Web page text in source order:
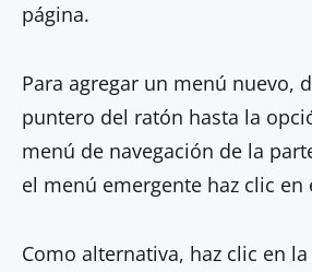
página.
Para agregar un menú nuevo,
puntero del ratón hasta la
menú de navegación de la
el menú emergente haz clic en
Como alternativa, haz clic en